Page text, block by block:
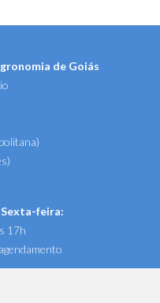
de Goiás
feira:
17h